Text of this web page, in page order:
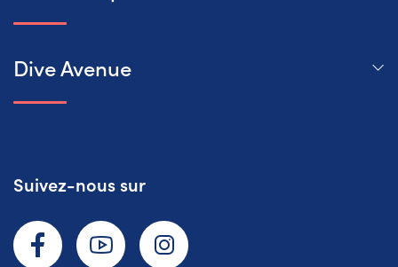
Dive Avenue
Suivez-nous sur